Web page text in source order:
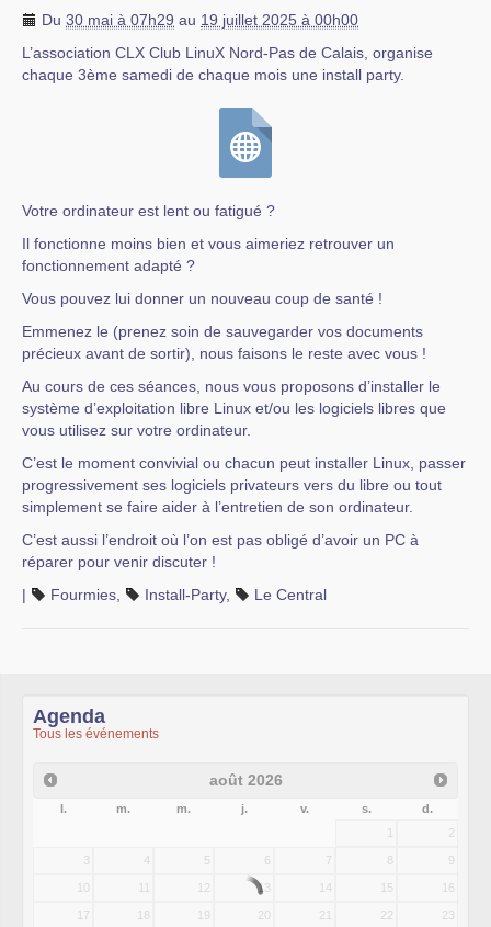
Du 30 mai à 07h29 au 19 juillet 2025 à 00h00
L’association CLX Club LinuX Nord-Pas de Calais, organise
chaque 3ème samedi de chaque mois une install party.
Votre ordinateur est lent ou fatigué ?
Il fonctionne moins bien et vous aimeriez retrouver un
fonctionnement adapté ?
Vous pouvez lui donner un nouveau coup de santé !
Emmenez le (prenez soin de sauvegarder vos documents
précieux avant de sortir), nous faisons le reste avec vous !
Au cours de ces séances, nous vous proposons d’installer le
système d’exploitation libre Linux et/ou les logiciels libres que
vous utilisez sur votre ordinateur.
C’est le moment convivial ou chacun peut installer Linux, passer
progressivement ses logiciels privateurs vers du libre ou tout
simplement se faire aider à l’entretien de son ordinateur.
C’est aussi l’endroit où l’on est pas obligé d’avoir un PC à
réparer pour venir discuter !
|
Fourmies Install-Party, Le Central
Agenda
Tous les événements
août 2026
l. m. m. j. v. s.
d.
1
2
3 4 5 6 7 8 9
10 11 12 13 14 15 16
17 18 19 20 21 22 23